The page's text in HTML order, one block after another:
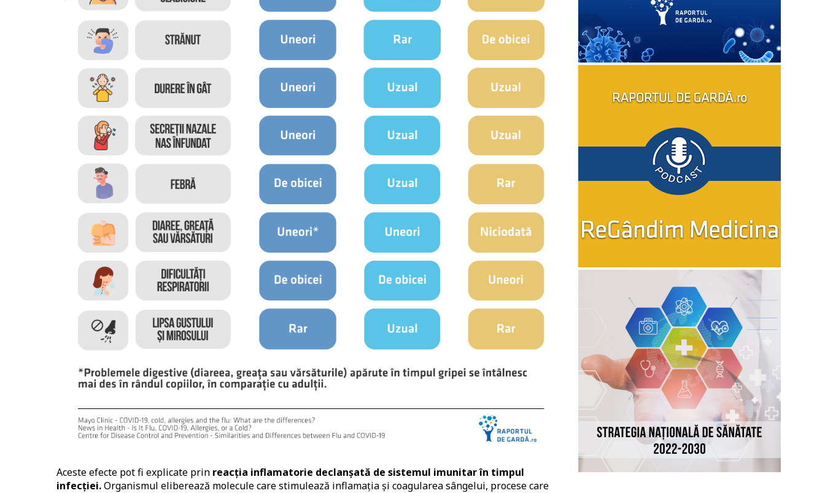
Aceste efecte pot fi explicate prin reacția inflamatorie declanșată de sistemul imunitar în timpul
infecției.Organismul eliberează molecule care stimulează inflamația și coagularea sângelui, procese care